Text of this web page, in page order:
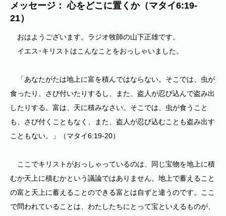
メッセージ： 心をどこに置くか（マタイ6:19-
21）
おはようございます。ラジオ牧師の山下正雄です。
イエス･キリストはこんなことをおっしゃいました。
「あなたがたは地上に富を積んではならない。そこでは、虫が
食ったり、さび付いたりするし、また、盗人が忍び込んで盗み出
したりする。富は、天に積みなさい。そこでは、虫が食うこと
も、さび付くこともなく、また、盗人が忍び込むことも盗み出す
こともない。」（マタイ6:19-20）
ここでキリストがおっしゃっているのは、同じ宝物を地上に積
むか天上に積むかという議論ではありません。地上で蓄えること
の富と天上に蓄えることのできる富とは自ずと違うのです。ここ
で問われていることは、わたしたちにとって宝といえるものが、